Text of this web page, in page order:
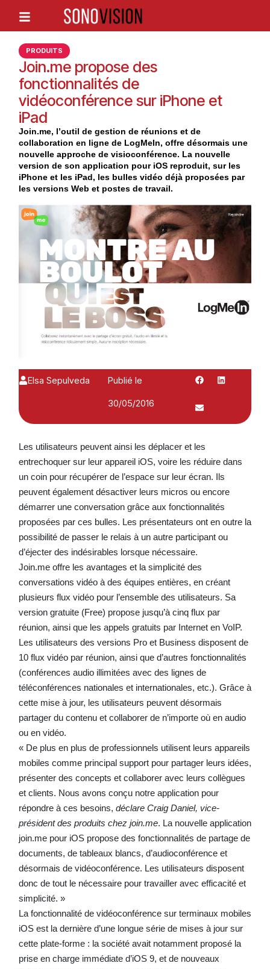
PRODUITS
Join.me propose des
fonctionnalités de
vidéoconférence sur iPhone et
iPad
Join.me, l’outil de gestion de réunions et de
collaboration en ligne de LogMeIn, offre désormais une
nouvelle approche de visioconférence. La nouvelle
version de son application pour iOS reproduit, sur les
iPhone et les iPad, les bulles vidéo déjà proposées par
les versions Web et postes de travail.
Elsa Sepulveda
Publié le
30/05/2016
Les utilisateurs peuvent ainsi les déplacer et les
entrechoquer sur leur appareil iOS, voire les réduire dans
un coin pour récupérer de l’espace sur leur écran. Ils
peuvent également désactiver leurs micros ou encore
démarrer une conversation grâce aux fonctionnalités
proposées par ces bulles. Les présentateurs ont en outre la
possibilité de passer le relais à un autre participant ou
d’éjecter des indésirables lorsque nécessaire.
Join.me offre les avantages et la simplicité des
conversations vidéo à des équipes entières, en créant
plusieurs flux vidéo pour l’ensemble des utilisateurs. Sa
version gratuite (Free) propose jusqu’à cinq flux par
réunion, ainsi que les appels gratuits par Internet en VoIP.
Les utilisateurs des versions Pro et Business disposent de
10 flux vidéo par réunion, ainsi que d’autres fonctionnalités
(conférences audio illimitées avec des lignes de
téléconférences nationales et internationales, etc.). Grâce à
cette mise à jour, les utilisateurs peuvent désormais
partager du contenu et collaborer de n’importe où en audio
ou en vidéo.
« De plus en plus de professionnels utilisent leurs appareils
mobiles comme principal support pour partager leurs idées,
présenter des concepts et collaborer avec leurs collègues
et clients. Nous avons conçu notre application pour
répondre à ces besoins, déclare Craig Daniel, vice-
président des produits chez join.me. La nouvelle application
join.me pour iOS propose des fonctionnalités de partage de
documents, de tableaux blancs, d’audioconférence et
désormais de vidéoconférence. Les utilisateurs disposent
donc de tout le nécessaire pour travailler avec efficacité et
simplicité. »
La fonctionnalité de vidéoconférence sur terminaux mobiles
iOS est la dernière d’une longue série de mises à jour sur
cette plate-forme : la société avait notamment proposé la
prise en charge immédiate d’iOS 9, et de nouveaux